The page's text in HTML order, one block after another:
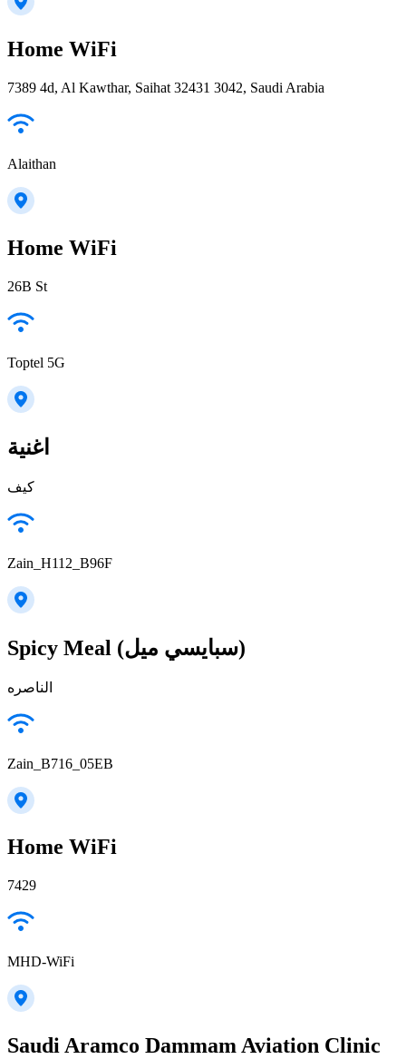
Home WiFi
7389 4d, Al Kawthar, Saihat 32431 3042, Saudi Arabia
Alaithan
Home WiFi
26B St
Toptel 5G
اغنية
كيف
Zain_H112_B96F
Spicy Meal (سبايسي ميل)
الناصره
Zain_B716_05EB
Home WiFi
7429
MHD-WiFi
Saudi Aramco Dammam Aviation Clinic